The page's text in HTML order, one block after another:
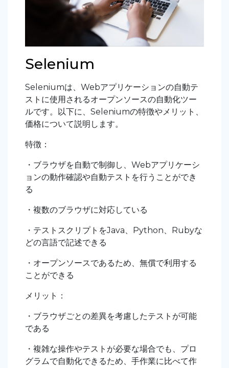
Selenium
Seleniumは、Webアプリケーションの自動テ
ストに使用されるオープンソースの自動化ツー
ルです。以下に、Seleniumの特徴やメリット、
価格について説明します。
特徴：
・ブラウザを自動で制御し、Webアプリケーシ
ョンの動作確認や自動テストを行うことができ
る
・複数のブラウザに対応している
・テストスクリプトをJava、Python、Rubyな
どの言語で記述できる
・オープンソースであるため、無償で利用する
ことができる
メリット：
・ブラウザごとの差異を考慮したテストが可能
である
・複雑な操作やテストが必要な場合でも、プロ
グラムで自動化できるため、手作業に比べて作